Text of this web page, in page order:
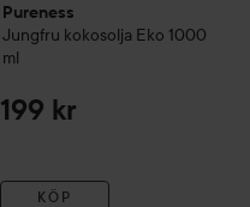
Pureness
Jungfru kokosolja Eko 1000
ml
199 kr
KÖP